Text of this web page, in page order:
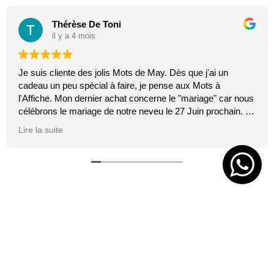
Thérèse De Toni
il y a 4 mois
Je suis cliente des jolis Mots de May. Dès que j'ai un
cadeau un peu spécial à faire, je pense aux Mots à
l'Affiche. Mon dernier achat concerne le "mariage" car nous
célébrons le mariage de notre neveu le 27 Juin prochain. Je
Lire la suite